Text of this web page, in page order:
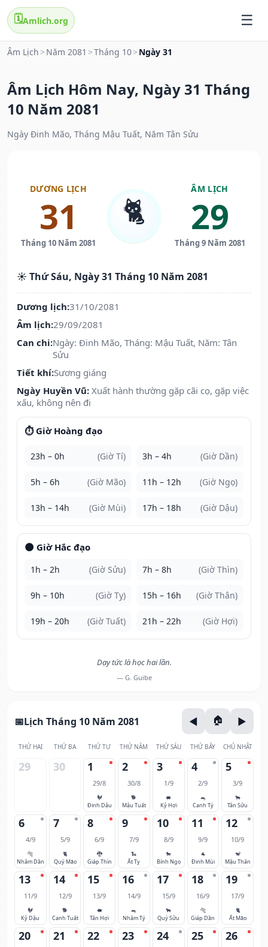
🗓️Amlich.org
Âm Lịch > Năm 2081 >Tháng 10> Ngày 31
Âm Lịch Hôm Nay, Ngày 31 Tháng
10 Năm 2081
Ngày Đinh Mão, Tháng Mậu Tuất, Năm Tân Sửu
DƯƠNG LỊCH
31
Tháng 10 Năm 2081
🐈
ÂM LỊCH
29
Tháng 9 Năm 2081
☀️ Thứ Sáu, Ngày 31 Tháng 10 Năm 2081
Dương lịch:31/10/2081
Âm lịch:29/09/2081
Can chi:Ngày: Đinh Mão, Tháng: Mậu Tuất, Năm: Tân
Sửu
Tiết khí:Sương giáng
Ngày Huyền Vũ: Xuất hành thường gặp cãi cọ, gặp việc
xấu, không nên đi
⏱️ Giờ Hoàng đạo
23h – 0h (Giờ Tí) 3h – 4h (Giờ Dần)
5h – 6h (Giờ Mão) 11h – 12h (Giờ Ngọ)
13h – 14h (Giờ Mùi) 17h – 18h (Giờ Dậu)
🌑 Giờ Hắc đạo
1h – 2h (Giờ Sửu) 7h – 8h (Giờ Thìn)
9h – 10h (Giờ Tỵ) 15h – 16h (Giờ Thân)
19h – 20h (Giờ Tuất) 21h – 22h (Giờ Hợi)
Dạy tức là học hai lần.
— G. Guibe
Lịch Tháng 10 Năm 2081
THỨ HAI THỨ BA THỨ TƯ THỨ NĂM THỨ SÁU THỨ BẢY CHỦ NHẬT
29 30 1
29/8
🐓
Đinh Dậu
2
30/8
🐕
Mậu Tuất
3
1/9
🐖
Kỷ Hợi
4
2/9
🐀
Canh Tý
5
3/9
🐂
Tân Sửu
6
4/9
🐅
Nhâm Dần
7
5/9
🐈
Quý Mão
8
6/9
🐉
Giáp Thìn
9
7/9
🐍
Ất Tỵ
10
8/9
🐎
Bính Ngọ
11
9/9
🐐
Đinh Mùi
12
10/9
🐒
Mậu Thân
13
11/9
🐓
Kỷ Dậu
14
12/9
🐕
Canh Tuất
15
13/9
🐖
Tân Hợi
16
14/9
🐀
Nhâm Tý
17
15/9
🐂
Quý Sửu
18
16/9
🐅
Giáp Dần
19
17/9
🐈
Ất Mão
20 21 22 23 24 25 26